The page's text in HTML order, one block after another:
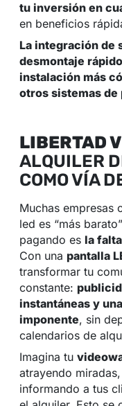
tu inversión en
en beneficios
La integración de
desmontaje
instalación más
otros sistemas de
LIBERTAD
ALQUILER
COMO VÍA
Muchas empresas
led es “más
pagando es la
Con una pantalla
transformar tu
constante:
instantáneas y
imponente, sin
calendarios de
Imagina tu
atrayendo
informando a tus